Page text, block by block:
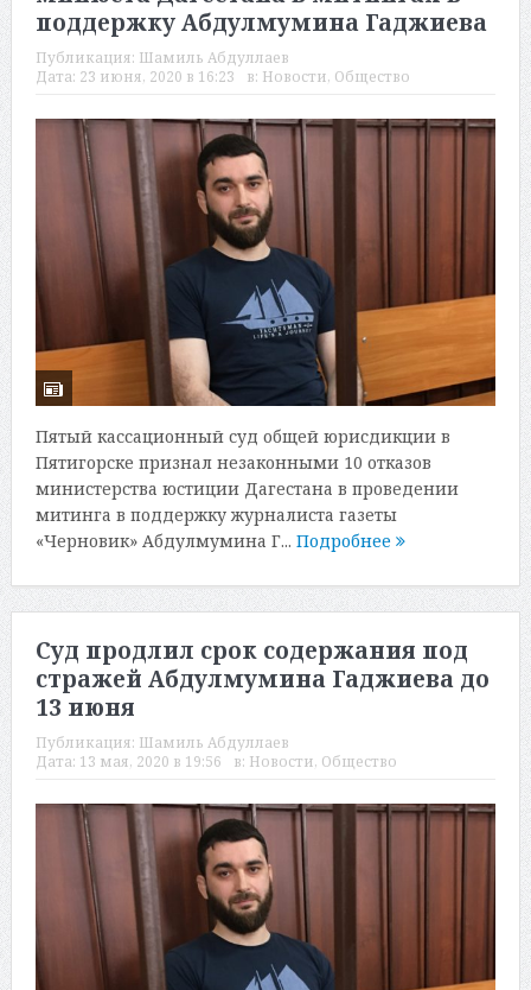
поддержку Абдулмумина Гаджиева
Публикация: Шамиль Абдуллаев
Дата: 23 июня, 2020 в 16:23 в: Новости, Общество
Пятый кассационный суд общей юрисдикции в
Пятигорске признал незаконными 10 отказов
министерства юстиции Дагестана в проведении
митинга в поддержку журналиста газеты
«Черновик» Абдулмумина Г... Подробнее
Суд продлил срок содержания под
стражей Абдулмумина Гаджиева до
13 июня
Публикация: Шамиль Абдуллаев
Дата: 13 мая, 2020 в 19:56 в: Новости, Общество